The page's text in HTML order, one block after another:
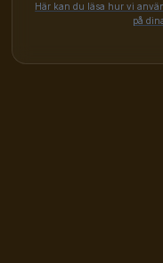
Här kan du läsa hur vi
på